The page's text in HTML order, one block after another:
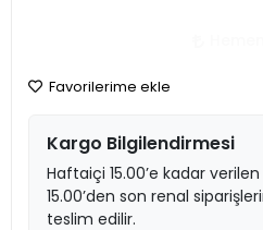
Favorilerime ekle
Kargo Bilgilendirmesi
Haftaiçi 15.00’e kadar
15.00’den son renal
teslim edilir.